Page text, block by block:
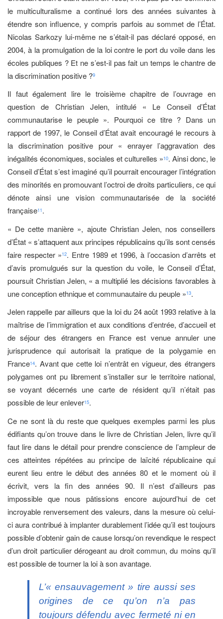
le multiculturalisme a continué lors des années suivantes à
étendre son influence, y compris parfois au sommet de l’État.
Nicolas Sarkozy lui-même ne s’était-il pas déclaré opposé, en
2004, à la promulgation de la loi contre le port du voile dans les
écoles publiques ? Et ne s’est-il pas fait un temps le chantre de
la discrimination positive ?9
Il faut également lire le troisième chapitre de l’ouvrage en
question de Christian Jelen, intitulé « Le Conseil d’État
communautarise le peuple ». Pourquoi ce titre ? Dans un
rapport de 1997, le Conseil d’État avait encouragé le recours à
la discrimination positive pour « enrayer l’aggravation des
inégalités économiques, sociales et culturelles »10. Ainsi donc, le
Conseil d’État s’est imaginé qu’il pourrait encourager l’intégration
des minorités en promouvant l’octroi de droits particuliers, ce qui
dénote ainsi une vision communautarisée de la société
française11.
« De cette manière », ajoute Christian Jelen, nos conseillers
d’État « s’attaquent aux principes républicains qu’ils sont censés
faire respecter »12. Entre 1989 et 1996, à l’occasion d’arrêts et
d’avis promulgués sur la question du voile, le Conseil d’État,
poursuit Christian Jelen, « a multiplié les décisions favorables à
une conception ethnique et communautaire du peuple »13.
Jelen rappelle par ailleurs que la loi du 24 août 1993 relative à la
maîtrise de l’immigration et aux conditions d’entrée, d’accueil et
de séjour des étrangers en France est venue annuler une
jurisprudence qui autorisait la pratique de la polygamie en
France14. Avant que cette loi n’entrât en vigueur, des étrangers
polygames ont pu librement s’installer sur le territoire national,
se voyant décernés une carte de résident qu’il n’était pas
possible de leur enlever15.
Ce ne sont là du reste que quelques exemples parmi les plus
édifiants qu’on trouve dans le livre de Christian Jelen, livre qu’il
faut lire dans le détail pour prendre conscience de l’ampleur de
ces atteintes répétées au principe de laïcité républicaine qui
eurent lieu entre le début des années 80 et le moment où il
écrivit, vers la fin des années 90. Il n’est d’ailleurs pas
impossible que nous pâtissions encore aujourd’hui de cet
incroyable renversement des valeurs, dans la mesure où celui-
ci aura contribué à implanter durablement l’idée qu’il est toujours
possible d’obtenir gain de cause lorsqu’on revendique le respect
d’un droit particulier dérogeant au droit commun, du moins qu’il
est possible de tourner la loi à son avantage.
L’« ensauvagement » tire aussi ses
origines de ce qu’on n’a pas
toujours défendu avec fermeté ni en